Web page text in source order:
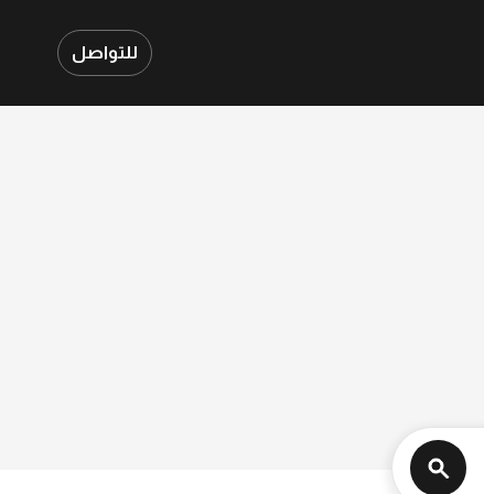
للتواصل